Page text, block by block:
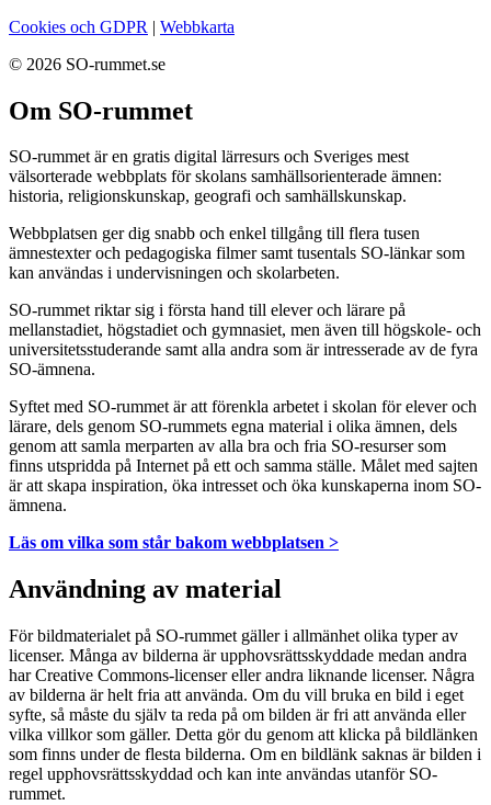
Cookies och GDPR | Webbkarta
© 2026 SO-rummet.se
Om SO-rummet
SO-rummet är en gratis digital lärresurs och Sveriges mest
välsorterade webbplats för skolans samhällsorienterade ämnen:
historia, religionskunskap, geografi och samhällskunskap.
Webbplatsen ger dig snabb och enkel tillgång till flera tusen
ämnestexter och pedagogiska filmer samt tusentals SO-länkar som
kan användas i undervisningen och skolarbeten.
SO-rummet riktar sig i första hand till elever och lärare på
mellanstadiet, högstadiet och gymnasiet, men även till högskole- och
universitetsstuderande samt alla andra som är intresserade av de fyra
SO-ämnena.
Syftet med SO-rummet är att förenkla arbetet i skolan för elever och
lärare, dels genom SO-rummets egna material i olika ämnen, dels
genom att samla merparten av alla bra och fria SO-resurser som
finns utspridda på Internet på ett och samma ställe. Målet med sajten
är att skapa inspiration, öka intresset och öka kunskaperna inom SO-
ämnena.
Läs om vilka som står bakom webbplatsen >
Användning av material
För bildmaterialet på SO-rummet gäller i allmänhet olika typer av
licenser. Många av bilderna är upphovsrättsskyddade medan andra
har Creative Commons-licenser eller andra liknande licenser. Några
av bilderna är helt fria att använda. Om du vill bruka en bild i eget
syfte, så måste du själv ta reda på om bilden är fri att använda eller
vilka villkor som gäller. Detta gör du genom att klicka på bildlänken
som finns under de flesta bilderna. Om en bildlänk saknas är bilden i
regel upphovsrättsskyddad och kan inte användas utanför SO-
rummet.